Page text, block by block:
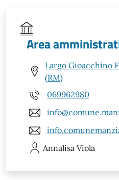
Area
Largo Gioacchino
(RM)
069962980
Annalisa Viola